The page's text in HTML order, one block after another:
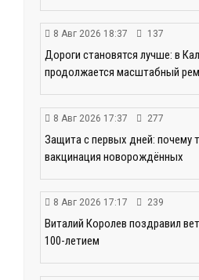
8 Авг 2026 18:37 137
Дороги становятся лучше: в
продолжается масштабный
8 Авг 2026 17:37 277
Защита с первых дней: почему
вакцинация новорождённых
8 Авг 2026 17:17 239
Виталий Королев поздравил
100-летием